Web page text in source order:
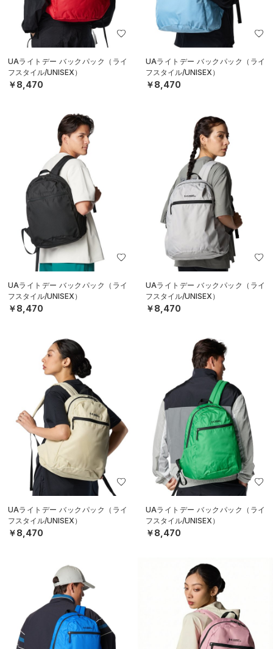
UAライトデー バックパック（ライ
フスタイル/UNISEX）
￥8,470
UAライトデー バックパック（ライ
フスタイル/UNISEX）
￥8,470
UAライトデー バックパック（ライ
フスタイル/UNISEX）
￥8,470
UAライトデー バックパック（ライ
フスタイル/UNISEX）
￥8,470
UAライトデー バックパック（ライ
フスタイル/UNISEX）
￥8,470
UAライトデー バックパック（ライ
フスタイル/UNISEX）
￥8,470